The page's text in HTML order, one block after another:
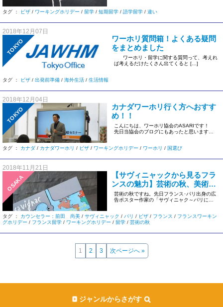
タグ ：
ビザ / ワーキングホリデー / 留学 / 短期留学 / 語学留学 / 違い
2018年12月07日
TOKYO
ワーホリ質問箱！よくある疑問
をまとめました
ワーホリ・留学に関する質問って、考えれ
ば考えるだけたくさん出てくると […]
タグ ： ビザ / 出発前準備 / 海外生活 / 生活情報
2018年12月04日
TOKYO
カナダワーホリ行く方へおすす
め！！
こんにちは、ワーホリ協会のASARIです！
先日当協会のブログにもあったと思います
タグ ： カナダ / カナダワーホリ / ビザ / ワーキングホリデー / ワーホリ / 国選び
2018年11月21日
OSAKA
【サヴィニャックから見るフラ
ンスの魅力】芸術の秋、美術館
に行ってきました！
芸術の秋ですね。先日フランス･パリ出身の広
告ポスター作家の「サヴィニャク～パリにか
タグ ： カウンセラー：前田 尚美 / サヴィニャック / パリ / ビザ / フランス / フランスワーキン
グホリデー / フランス留学 / ワーキングホリデー / 留学 / 芸術の秋
1 2 3 次ページへ »
ジャンルからさがす